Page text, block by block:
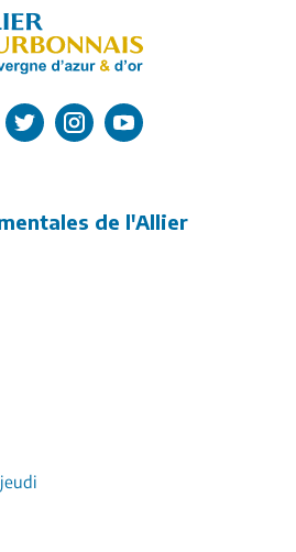
sur Facebook
L'Allier sur Twitter
L'Allier sur Instagram
L'Allier sur Youtube
de l'Allier